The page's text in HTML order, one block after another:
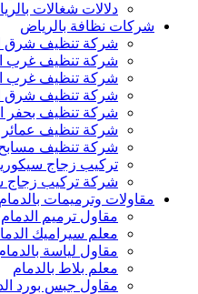
دلالات شغالات
شركات نظافة بالرياض
شركة تنظيف شرق
شركة تنظيف غرب
شركة تنظيف غرب
شركة تنظيف شرق
شركة تنظيف بحفر
شركة تنظيف عمائر
شركة تنظيف مسابح
تركيب زجاج
شركة تركيب زجاج
مقاولات وترميمات بالدمام
مقاول ترميم الدمام
معلم سيراميك
مقاول لياسة
معلم بلاط بالدمام
مقاول جبس بورد